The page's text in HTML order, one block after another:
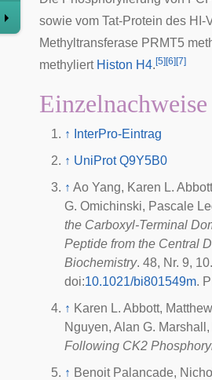
sowie vom Tat-Protein des HI-
Methyltransferase PRMT5
methyliert Histon H4. [5] [6] [7]
Einzelnachweise
↑
InterPro-Eintrag
↑ UniProt Q9Y5B0
↑ Ao Yang, Karen L.
G. Omichinski, Pascale
the Carboxyl-Terminal
Peptide from the Central
Biochemistry. 48, Nr. 9,
doi:10.1021/bi801549m.
↑ Karen L. Abbott,
Nguyen, Alan G.
Following CK2
↑ Benoit Palancade,